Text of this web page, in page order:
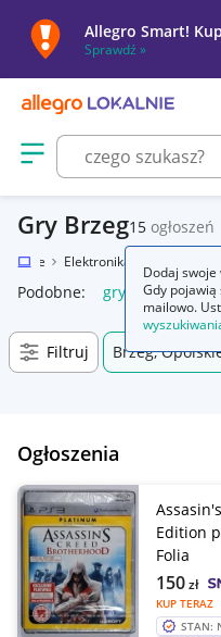
Allegro Smart!
Sprawdź »
Otwórz menu z kategoriami
Gry Brzeg15 ogłoszeń
Elektronika
Podobne: gry gry ps5
Filtruj Brzeg,
Ogłoszenia
Edition
Folia
KUP TERAZ
150zł
STAN:
Dodaj
Gdy pojawią
mailowo.